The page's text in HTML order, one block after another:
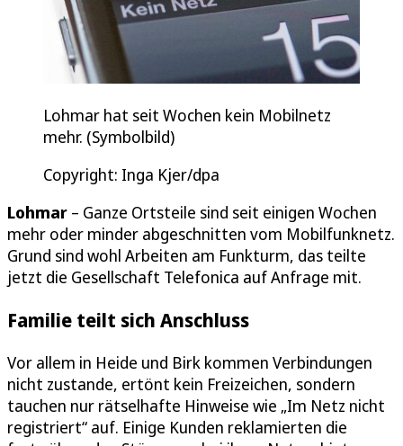
Lohmar hat seit Wochen kein Mobilnetz
mehr. (Symbolbild)
Copyright: Inga Kjer/dpa
Lohmar – Ganze Ortsteile sind seit einigen Wochen
mehr oder minder abgeschnitten vom Mobilfunknetz.
Grund sind wohl Arbeiten am Funkturm, das teilte
jetzt die Gesellschaft Telefonica auf Anfrage mit.
Familie teilt sich Anschluss
Vor allem in Heide und Birk kommen Verbindungen
nicht zustande, ertönt kein Freizeichen, sondern
tauchen nur rätselhafte Hinweise wie „Im Netz nicht
registriert“ auf. Einige Kunden reklamierten die